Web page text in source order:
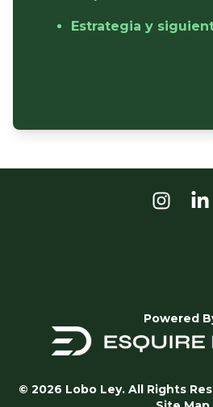
Estrategia y
Powered
© 2026 Lobo Ley. All Rights